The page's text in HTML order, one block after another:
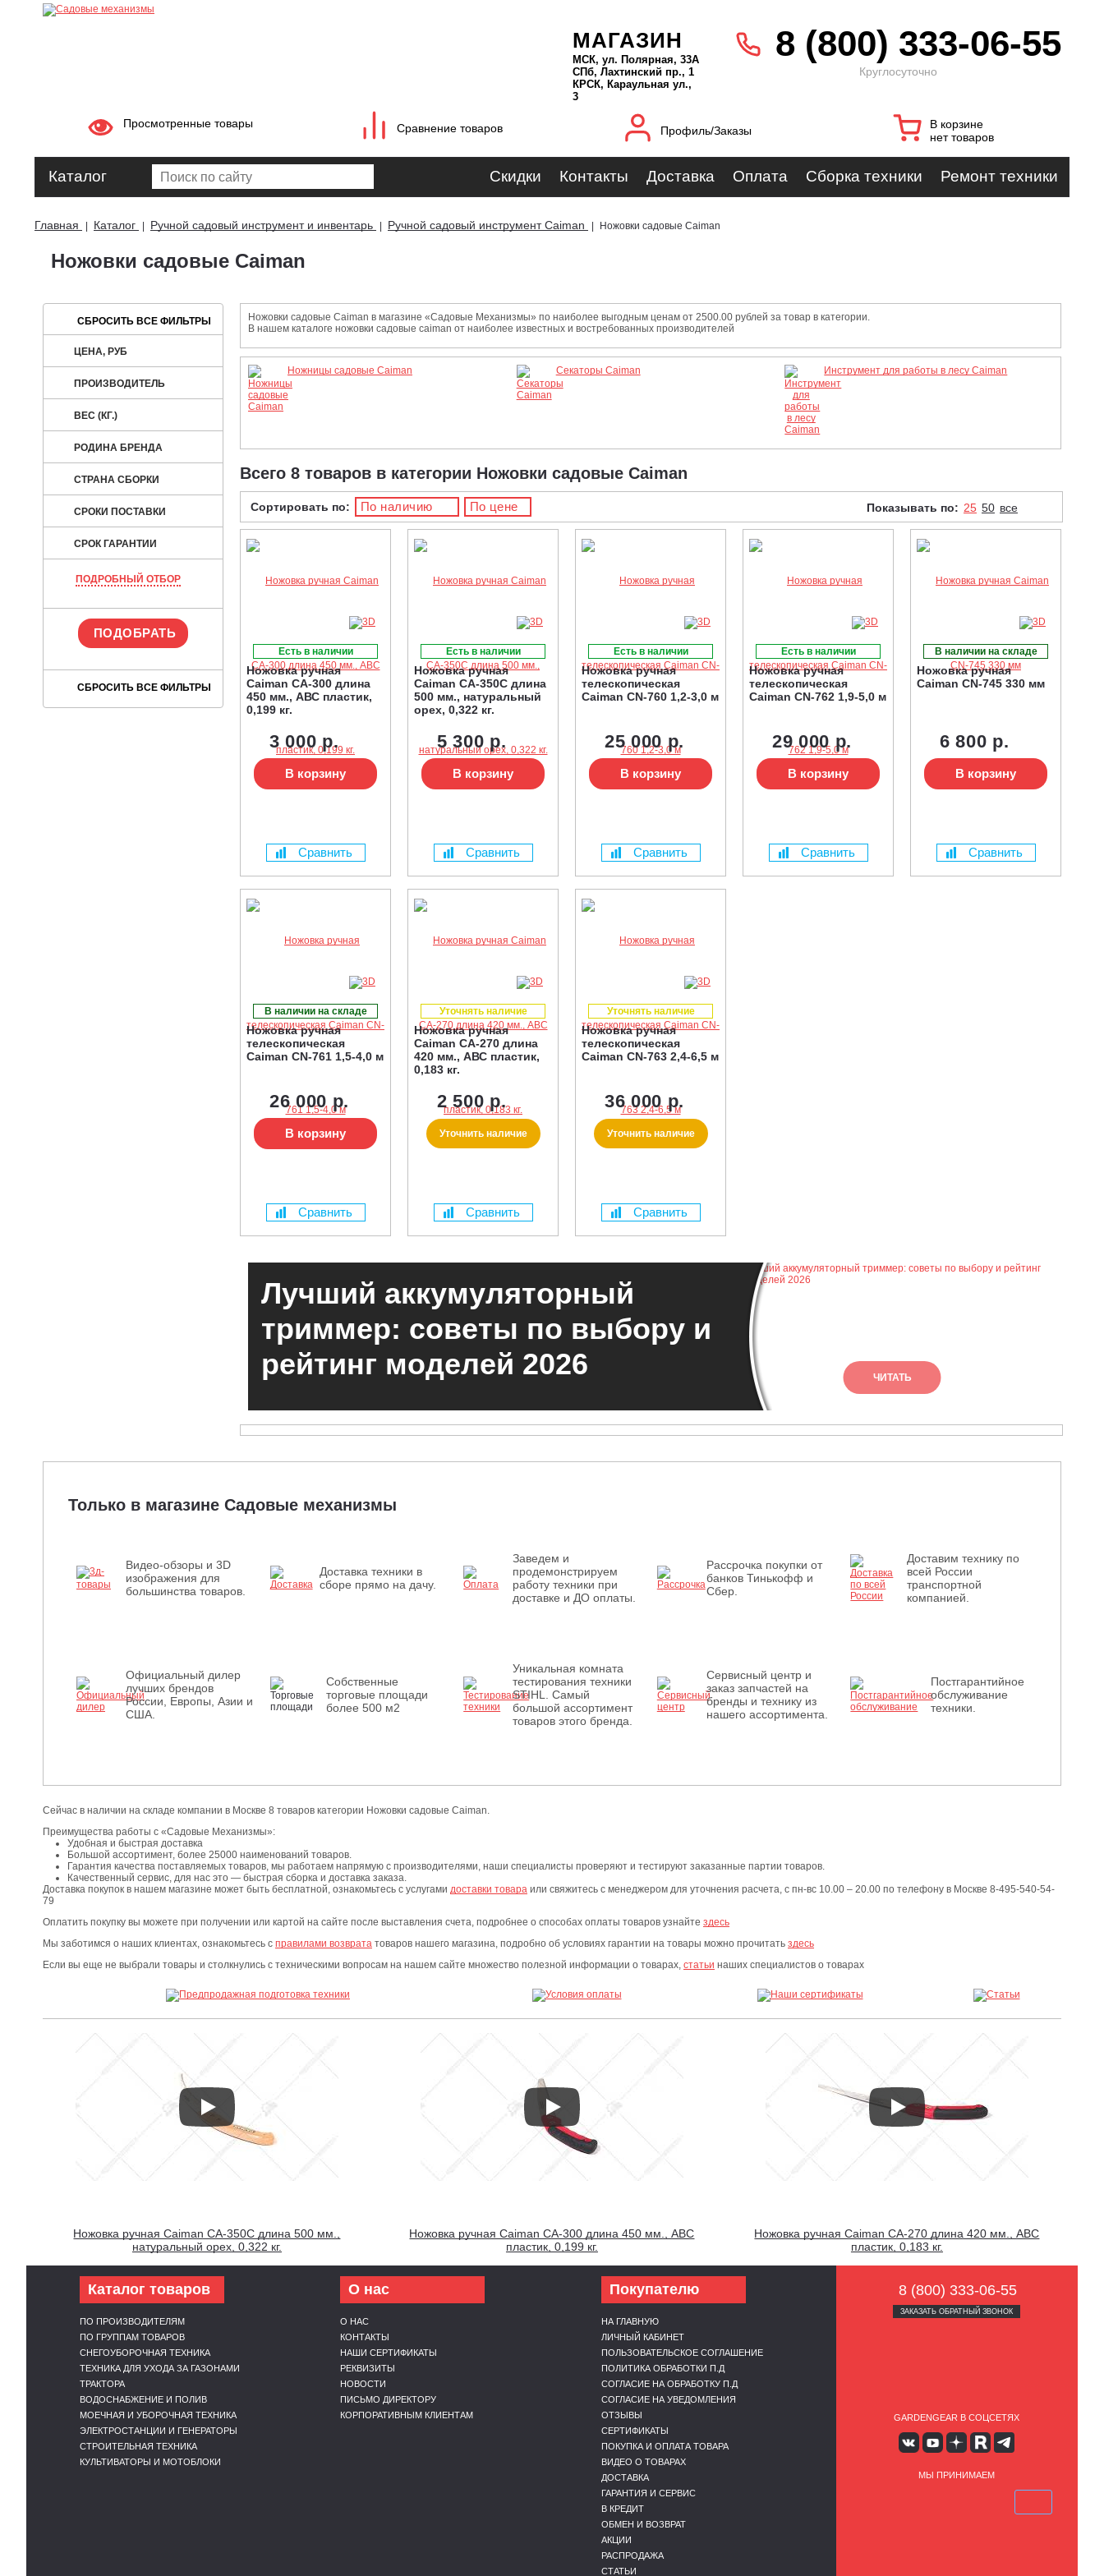
МАГАЗИН
МСК, ул. Полярная, 33А
СПб, Лахтинский пр., 1
КРСК, Караульная ул.,
3
8 (800) 333-06-55
Круглосуточно
Просмотренные товары Сравнение товаров Профиль/Заказы
В корзине
нет товаров
Каталог Скидки Контакты Доставка Оплата Сборка техники Ремонт техники
Главная Каталог Ручной садовый инструмент и инвентарь Ручной садовый инструмент Caiman Ножовки садовые Caiman
Ножовки садовые Caiman
ЦЕНА, РУБ
ПРОИЗВОДИТЕЛЬ
ВЕС (КГ.)
РОДИНА БРЕНДА
СТРАНА СБОРКИ
СРОКИ ПОСТАВКИ
СРОК ГАРАНТИИ
ПОДРОБНЫЙ ОТБОР
Ножовки садовые Caiman в магазине «Садовые Механизмы» по наиболее выгодным ценам от 2500.00 рублей за товар в категории.
В нашем каталоге ножовки садовые caiman от наиболее известных и востребованных производителей
Ножницы садовые Caiman Секаторы Caiman Инструмент для работы в лесу Caiman
Всего 8 товаров в категории Ножовки садовые Caiman
Сортировать по: По наличию По цене Показывать по: 25 50 все
Есть в наличии
Ножовка ручная
Caiman CA-300 длина
450 мм., АВС пластик,
0,199 кг.
3 000 р.
В корзину
Сравнить
Есть в наличии
Ножовка ручная
Caiman CA-350C длина
500 мм., натуральный
орех, 0,322 кг.
5 300 р.
В корзину
Сравнить
Есть в наличии
Ножовка ручная
телескопическая
Caiman CN-760 1,2-3,0 м
25 000 р.
В корзину
Сравнить
Есть в наличии
Ножовка ручная
телескопическая
Caiman CN-762 1,9-5,0 м
29 000 р.
В корзину
Сравнить
В наличии на складе
Ножовка ручная
Caiman CN-745 330 мм
6 800 р.
В корзину
Сравнить
В наличии на складе
Ножовка ручная
телескопическая
Caiman CN-761 1,5-4,0 м
26 000 р.
В корзину
Сравнить
Уточнять наличие
Ножовка ручная
Caiman CA-270 длина
420 мм., АВС пластик,
0,183 кг.
2 500 р.
Уточнить наличие
Сравнить
Уточнять наличие
Ножовка ручная
телескопическая
Caiman CN-763 2,4-6,5 м
36 000 р.
Уточнить наличие
Сравнить
Лучший аккумуляторный
триммер: советы по выбору и
рейтинг моделей 2026
ЧИТАТЬ
Только в магазине Садовые механизмы
Видео-обзоры и 3D
изображения для
большинства товаров.
Доставка техники в
сборе прямо на дачу.
Заведем и
продемонстрируем
работу техники при
доставке и ДО оплаты.
Рассрочка покупки от
банков Тинькофф и
Сбер.
Доставим технику по
всей России
транспортной
компанией.
Официальный дилер
лучших брендов
России, Европы, Азии и
США.
Собственные
торговые площади
более 500 м2
Уникальная комната
тестирования техники
STIHL. Самый
большой ассортимент
товаров этого бренда.
Сервисный центр и
заказ запчастей на
бренды и технику из
нашего ассортимента.
Постгарантийное
обслуживание
техники.
Сейчас в наличии на складе компании в Москве 8 товаров категории Ножовки садовые Caiman.
Преимущества работы с «Садовые Механизмы»:
Удобная и быстрая доставка
Большой ассортимент, более 25000 наименований товаров.
Гарантия качества поставляемых товаров, мы работаем напрямую с производителями, наши специалисты проверяют и тестируют заказанные партии товаров.
Качественный сервис, для нас это — быстрая сборка и доставка заказа.
Доставка покупок в нашем магазине может быть бесплатной, ознакомьтесь с услугами доставки товара или свяжитесь с менеджером для уточнения расчета, с пн-вс 10.00 – 20.00 по телефону в Москве 8-495-540-54-
79
Оплатить покупку вы можете при получении или картой на сайте после выставления счета, подробнее о способах оплаты товаров узнайте здесь
Мы заботимся о наших клиентах, ознакомьтесь с правилами возврата товаров нашего магазина, подробно об условиях гарантии на товары можно прочитать здесь
Если вы еще не выбрали товары и столкнулись с техническими вопросам на нашем сайте множество полезной информации о товарах, статьи наших специалистов о товарах
Ножовка ручная Caiman CA-350C длина 500 мм.,
натуральный орех, 0,322 кг.
Ножовка ручная Caiman CA-300 длина 450 мм., АВС
пластик, 0,199 кг.
Ножовка ручная Caiman CA-270 длина 420 мм., АВС
пластик, 0,183 кг.
Каталог товаров
ПО ПРОИЗВОДИТЕЛЯМ
ПО ГРУППАМ ТОВАРОВ
СНЕГОУБОРОЧНАЯ ТЕХНИКА
ТЕХНИКА ДЛЯ УХОДА ЗА ГАЗОНАМИ
ТРАКТОРА
ВОДОСНАБЖЕНИЕ И ПОЛИВ
МОЕЧНАЯ И УБОРОЧНАЯ ТЕХНИКА
ЭЛЕКТРОСТАНЦИИ И ГЕНЕРАТОРЫ
СТРОИТЕЛЬНАЯ ТЕХНИКА
КУЛЬТИВАТОРЫ И МОТОБЛОКИ
О нас
О НАС
КОНТАКТЫ
НАШИ СЕРТИФИКАТЫ
РЕКВИЗИТЫ
НОВОСТИ
ПИСЬМО ДИРЕКТОРУ
КОРПОРАТИВНЫМ КЛИЕНТАМ
Покупателю
НА ГЛАВНУЮ
ЛИЧНЫЙ КАБИНЕТ
ПОЛЬЗОВАТЕЛЬСКОЕ СОГЛАШЕНИЕ
ПОЛИТИКА ОБРАБОТКИ П.Д
СОГЛАСИЕ НА ОБРАБОТКУ П.Д
СОГЛАСИЕ НА УВЕДОМЛЕНИЯ
ОТЗЫВЫ
СЕРТИФИКАТЫ
ПОКУПКА И ОПЛАТА ТОВАРА
ВИДЕО О ТОВАРАХ
ДОСТАВКА
ГАРАНТИЯ И СЕРВИС
В КРЕДИТ
ОБМЕН И ВОЗВРАТ
АКЦИИ
РАСПРОДАЖА
СТАТЬИ
8 (800) 333-06-55
ЗАКАЗАТЬ ОБРАТНЫЙ ЗВОНОК
GARDENGEAR В СОЦСЕТЯХ
МЫ ПРИНИМАЕМ